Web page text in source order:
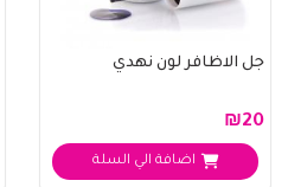
جل الاظافر لون نهدي
₪20
اضافة الي السلة